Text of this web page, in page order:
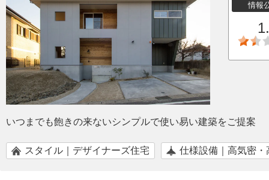
情報
いつまでも飽きの来ないシンプルで使い易い建築をご提案
スタイル｜デザイナーズ住宅 仕様設備｜高気密・